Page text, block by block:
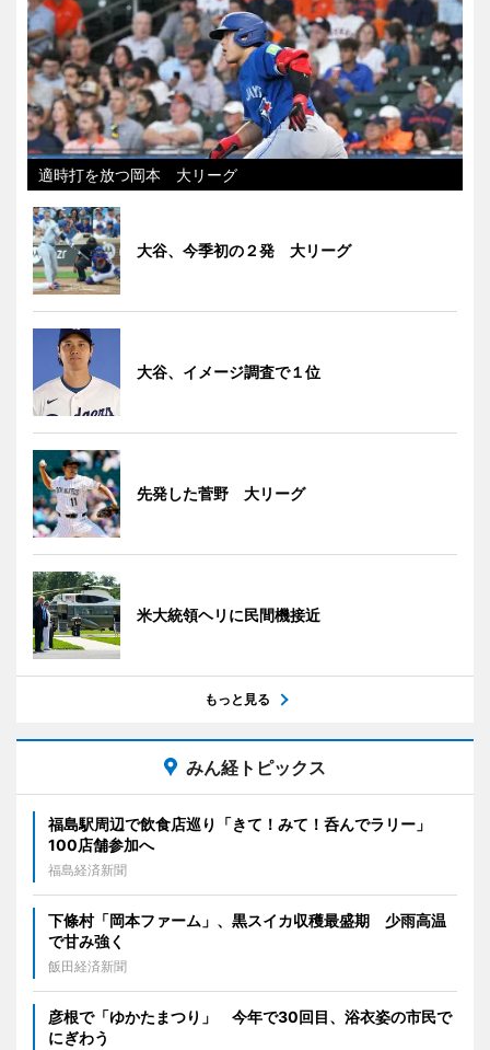
適時打を放つ岡本 大リーグ
大谷、今季初の２発 大リーグ
大谷、イメージ調査で１位
先発した菅野 大リーグ
米大統領ヘリに民間機接近
もっと見る
みん経トピックス
福島駅周辺で飲食店巡り「きて！みて！呑んでラリー」
100店舗参加へ
福島経済新聞
下條村「岡本ファーム」、黒スイカ収穫最盛期 少雨高温
で甘み強く
飯田経済新聞
彦根で「ゆかたまつり」 今年で30回目、浴衣姿の市民で
にぎわう